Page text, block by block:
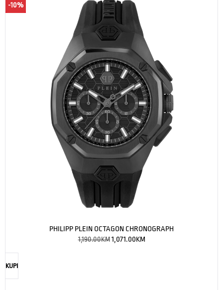
-10%
PHILIPP PLEIN OCTAGON CHRONOGRAPH
1,190.00KM 1,071.00KM
KUPI